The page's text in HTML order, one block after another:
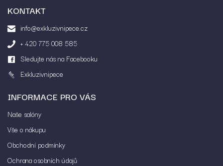
Vložením hodnocení souhlasíte s
KONTAKT
info@exkluzivnipece.cz
+ 420 775 008 585
Sledujte nás na Facebooku
Exkluzivnipece
INFORMACE PRO VÁS
Naše salóny
Vše o nákupu
Obchodní podmínky
Ochrana osobních údajů